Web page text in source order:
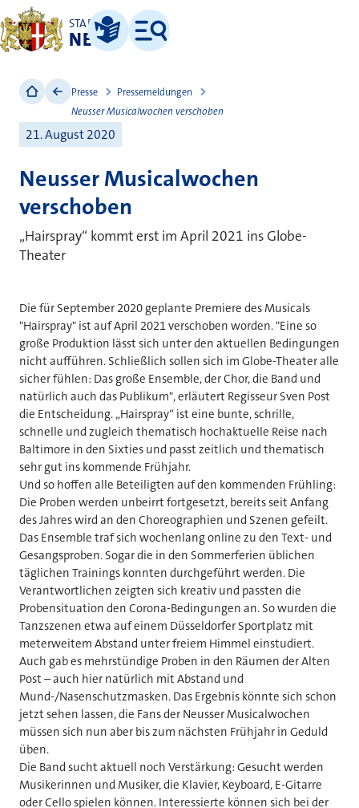
STADT
NEUSS
Leichte Sprache
Menü
Presse
Pressemeldungen
Neusser Musicalwochen verschoben
21. August 2020
Neusser Musicalwochen
verschoben
„Hairspray“ kommt erst im April 2021 ins Globe-
Theater
Die für September 2020 geplante Premiere des Musicals
"Hairspray" ist auf April 2021 verschoben worden. "Eine so
große Produktion lässt sich unter den aktuellen Bedingungen
nicht aufführen. Schließlich sollen sich im Globe-Theater alle
sicher fühlen: Das große Ensemble, der Chor, die Band und
natürlich auch das Publikum", erläutert Regisseur Sven Post
die Entscheidung. „Hairspray“ ist eine bunte, schrille,
schnelle und zugleich thematisch hochaktuelle Reise nach
Baltimore in den Sixties und passt zeitlich und thematisch
sehr gut ins kommende Frühjahr.
Und so hoffen alle Beteiligten auf den kommenden Frühling:
Die Proben werden unbeirrt fortgesetzt, bereits seit Anfang
des Jahres wird an den Choreographien und Szenen gefeilt.
Das Ensemble traf sich wochenlang online zu den Text- und
Gesangsproben. Sogar die in den Sommerferien üblichen
täglichen Trainings konnten durchgeführt werden. Die
Verantwortlichen zeigten sich kreativ und passten die
Probensituation den Corona-Bedingungen an. So wurden die
Tanzszenen etwa auf einem Düsseldorfer Sportplatz mit
meterweitem Abstand unter freiem Himmel einstudiert.
Auch gab es mehrstündige Proben in den Räumen der Alten
Post – auch hier natürlich mit Abstand und
Mund-/Nasenschutzmasken. Das Ergebnis könnte sich schon
jetzt sehen lassen, die Fans der Neusser Musicalwochen
müssen sich nun aber bis zum nächsten Frühjahr in Geduld
üben.
Die Band sucht aktuell noch Verstärkung: Gesucht werden
Musikerinnen und Musiker, die Klavier, Keyboard, E-Gitarre
oder Cello spielen können. Interessierte können sich bei der